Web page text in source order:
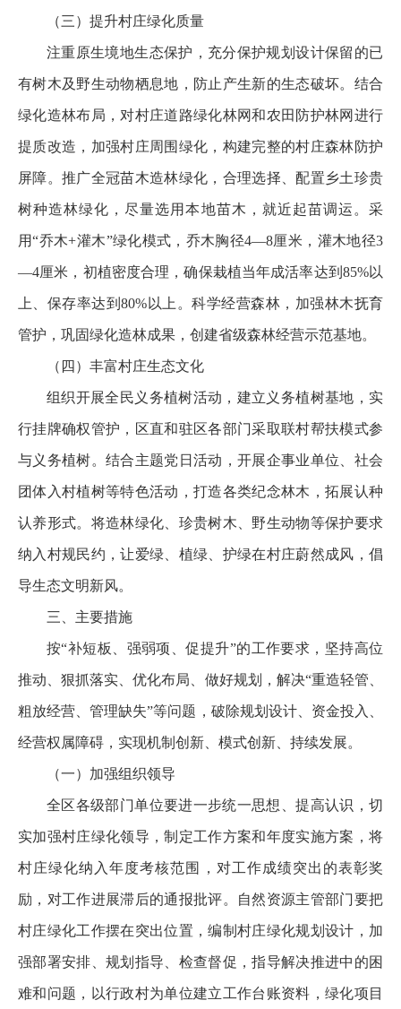
（三）提升村庄绿化质量
注重原生境地生态保护，充分保护规划设计保留的已
有树木及野生动物栖息地，防止产生新的生态破坏。结合
绿化造林布局，对村庄道路绿化林网和农田防护林网进行
提质改造，加强村庄周围绿化，构建完整的村庄森林防护
屏障。推广全冠苗木造林绿化，合理选择、配置乡土珍贵
树种造林绿化，尽量选用本地苗木，就近起苗调运。采
用“乔木+灌木”绿化模式，乔木胸径4—8厘米，灌木地径3
—4厘米，初植密度合理，确保栽植当年成活率达到85%以
上、保存率达到80%以上。科学经营森林，加强林木抚育
管护，巩固绿化造林成果，创建省级森林经营示范基地。
（四）丰富村庄生态文化
组织开展全民义务植树活动，建立义务植树基地，实
行挂牌确权管护，区直和驻区各部门采取联村帮扶模式参
与义务植树。结合主题党日活动，开展企事业单位、社会
团体入村植树等特色活动，打造各类纪念林木，拓展认种
认养形式。将造林绿化、珍贵树木、野生动物等保护要求
纳入村规民约，让爱绿、植绿、护绿在村庄蔚然成风，倡
导生态文明新风。
三、主要措施
按“补短板、强弱项、促提升”的工作要求，坚持高位
推动、狠抓落实、优化布局、做好规划，解决“重造轻管、
粗放经营、管理缺失”等问题，破除规划设计、资金投入、
经营权属障碍，实现机制创新、模式创新、持续发展。
（一）加强组织领导
全区各级部门单位要进一步统一思想、提高认识，切
实加强村庄绿化领导，制定工作方案和年度实施方案，将
村庄绿化纳入年度考核范围，对工作成绩突出的表彰奖
励，对工作进展滞后的通报批评。自然资源主管部门要把
村庄绿化工作摆在突出位置，编制村庄绿化规划设计，加
强部署安排、规划指导、检查督促，指导解决推进中的困
难和问题，以行政村为单位建立工作台账资料，绿化项目